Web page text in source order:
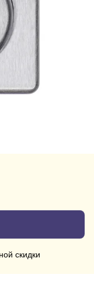
скидки